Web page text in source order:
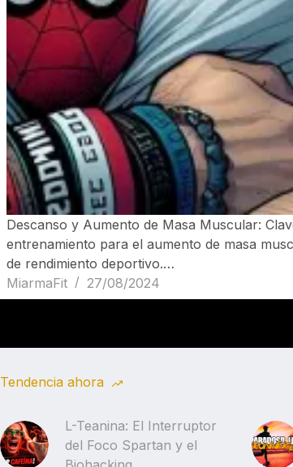
Descanso y Aumento de Masa Muscular:
entrenamiento para el aumento de masa
de rendimiento deportivo.…
MiarmaFit
27/08/2024
Tendencia ahora
L-Teanina: El Interruptor
del Foco Spartan y el